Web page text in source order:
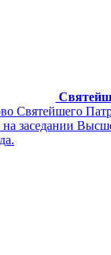
Святейшего
заседании